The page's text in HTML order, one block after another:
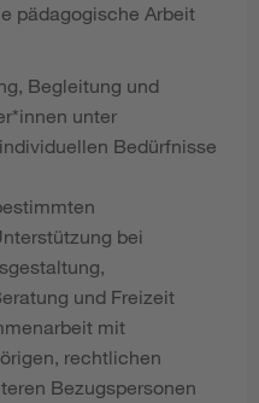
pädagogische Arbeit
Begleitung und
unter
Bedürfnisse
bei
und Freizeit
mit
rechtlichen
Bezugspersonen